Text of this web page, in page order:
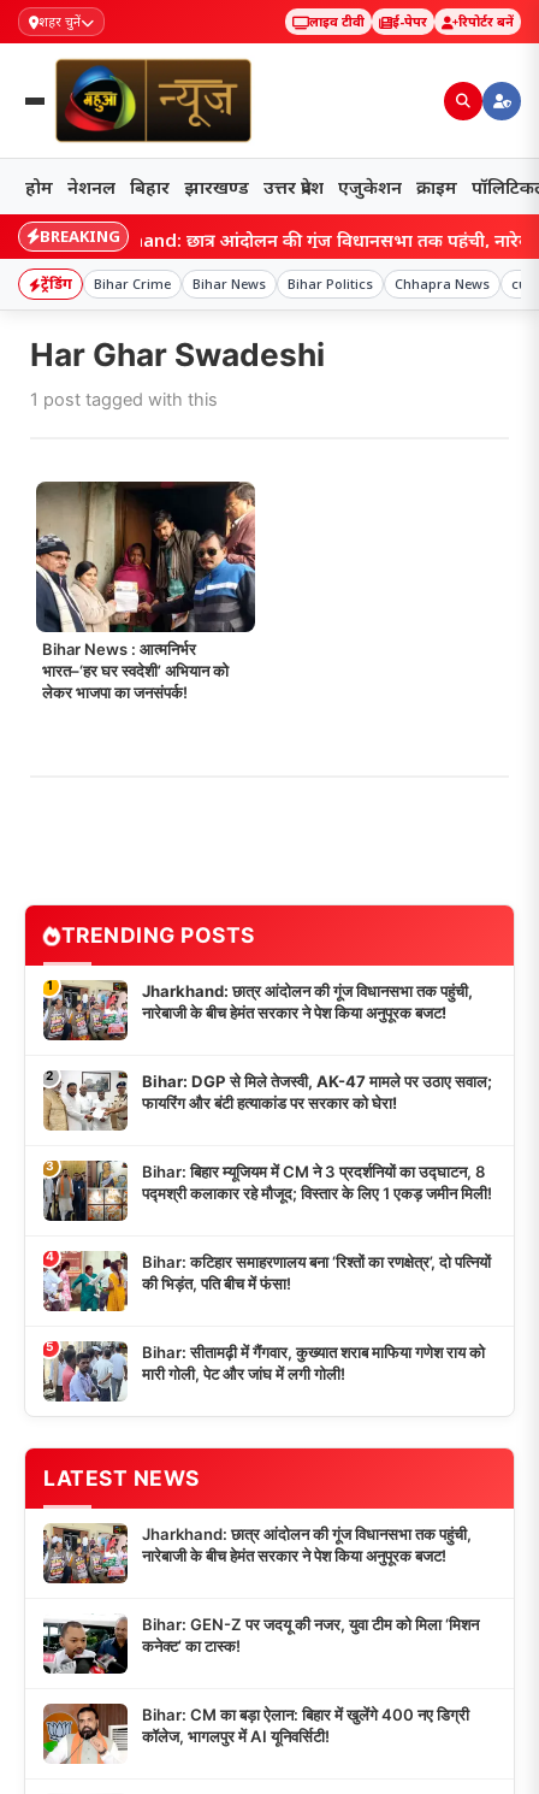
शहर चुनें लाइव टीवी ई-पेपर रिपोर्टर बनें
होम नेशनल बिहार झारखण्ड उत्तर प्रदेश एजुकेशन क्राइम
BREAKING
Jharkhand: छात्र आंदोलन की गूंज विधानसभा तक पहुंची,
ट्रेंडिंग Bihar Crime Bihar News Bihar Politics Chhapra News
Har Ghar Swadeshi
1 post tagged with this
Bihar News : आत्मनिर्भर
भारत–‘हर घर स्वदेशी’ अभियान को
लेकर भाजपा का जनसंपर्क!
TRENDING POSTS
1
Jharkhand: छात्र आंदोलन की गूंज विधानसभा तक पहुंची,
नारेबाजी के बीच हेमंत सरकार ने पेश किया अनुपूरक बजट!
2
Bihar: DGP से मिले तेजस्वी, AK-47 मामले पर उठाए सवाल;
फायरिंग और बंटी हत्याकांड पर सरकार को घेरा!
3
Bihar: बिहार म्यूजियम में CM ने 3 प्रदर्शनियों का उद्घाटन, 8
पद्मश्री कलाकार रहे मौजूद; विस्तार के लिए 1 एकड़ जमीन मिली!
4
Bihar: कटिहार समाहरणालय बना ‘रिश्तों का रणक्षेत्र’, दो पत्नियों
की भिड़ंत, पति बीच में फंसा!
5
Bihar: सीतामढ़ी में गैंगवार, कुख्यात शराब माफिया गणेश राय को
मारी गोली, पेट और जांघ में लगी गोली!
LATEST NEWS
Jharkhand: छात्र आंदोलन की गूंज विधानसभा तक पहुंची,
नारेबाजी के बीच हेमंत सरकार ने पेश किया अनुपूरक बजट!
Bihar: GEN-Z पर जदयू की नजर, युवा टीम को मिला ‘मिशन
कनेक्ट’ का टास्क!
Bihar: CM का बड़ा ऐलान: बिहार में खुलेंगे 400 नए डिग्री
कॉलेज, भागलपुर में AI यूनिवर्सिटी!